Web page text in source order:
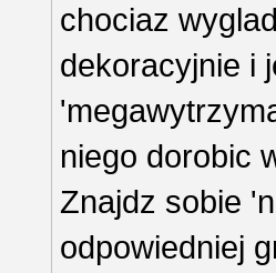
chociaz
dekoracyjnie i
niego dorobic
Znajdz sobie
odpowiedniej